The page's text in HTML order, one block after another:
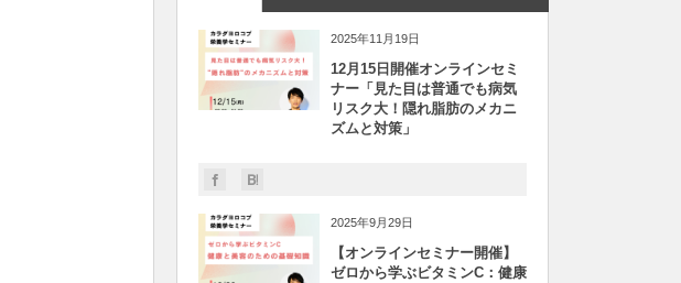
2025年11月19日
12月15日開催オンラインセミ
ナー「見た目は普通でも病気
リスク大！隠れ脂肪のメカニ
ズムと対策」
2025年9月29日
【オンラインセミナー開催】
ゼロから学ぶビタミンC：健康